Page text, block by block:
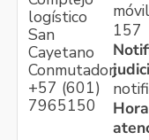
logístico
San
Cayetano
Conmutador:
+57 (601)
7965150
157